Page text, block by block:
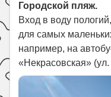
Поиск
Городской пляж.
Вход в воду
для самых
например, на
«Некрасовская»